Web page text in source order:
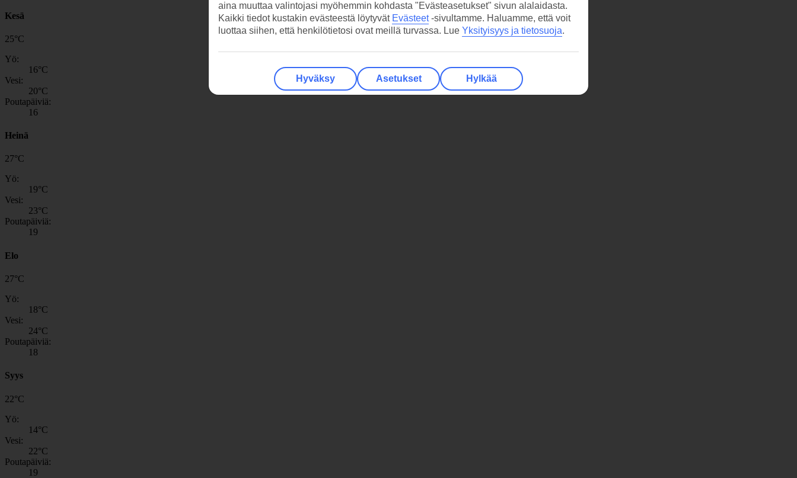
Kesä
25°C
Yö:
16°C
Vesi:
20°C
Poutapäiviä:
16
Heinä
27°C
Yö:
19°C
Vesi:
23°C
Poutapäiviä:
19
Elo
27°C
Yö:
18°C
Vesi:
24°C
Poutapäiviä:
18
Syys
22°C
Yö:
14°C
Vesi:
22°C
Poutapäiviä:
19
aina muuttaa valintojasi myöhemmin kohdasta "Evästeasetukset" sivun alalaidasta.
Kaikki tiedot kustakin evästeestä löytyvät Evästeet-sivultamme. Haluamme, että voit
luottaa siihen, että henkilötietosi ovat meillä turvassa. Lue Yksityisyys ja tietosuoja.
Hyväksy Asetukset Hylkää